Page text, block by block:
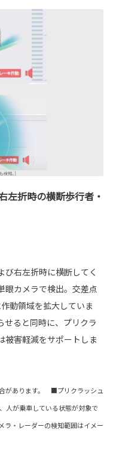
左折時の横断歩行者・
右左折時に横断してく
眼カメラで検出。交差点
動領域を拡大していま
せると同時に、プリクラ
被害軽減をサポートしま
があります。 ■プリクラッシュ
が乗車している状態が対象で
・レーダーの検知範囲はイメー